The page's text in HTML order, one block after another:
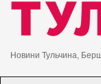
Новини Тульчина,